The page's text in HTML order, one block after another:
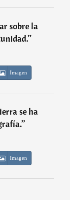
sobre la
”
Imagen
se ha
”
Imagen